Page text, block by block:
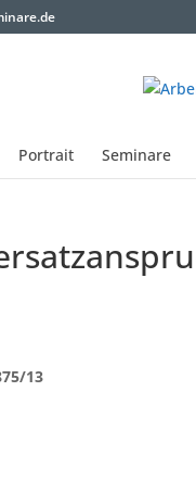
Portrait Seminare
13